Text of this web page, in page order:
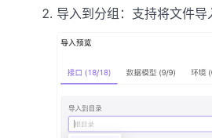
导入到分组：支持将文件导